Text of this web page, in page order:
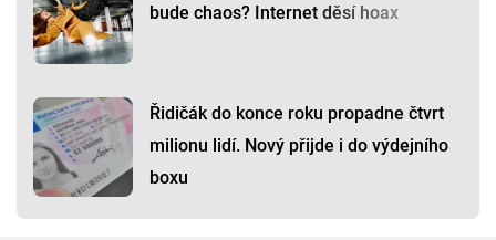
bude chaos? Internet děsí hoax
Řidičák do konce roku propadne čtvrt
milionu lidí. Nový přijde i do výdejního
boxu